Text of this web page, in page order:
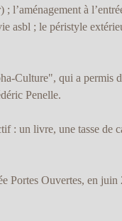
l’aménagement à
asbl ; le péristyle
Culture", qui a permis
Penelle.
: un livre, une tasse de
Portes Ouvertes, en juin